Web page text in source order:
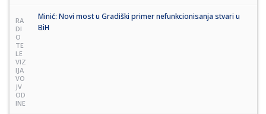
RA
DI
O
TE
LE
VIZ
IJA
VO
JV
OD
INE
Minić: Novi most u Gradiški primer nefunkcionisanja stvari u
BiH